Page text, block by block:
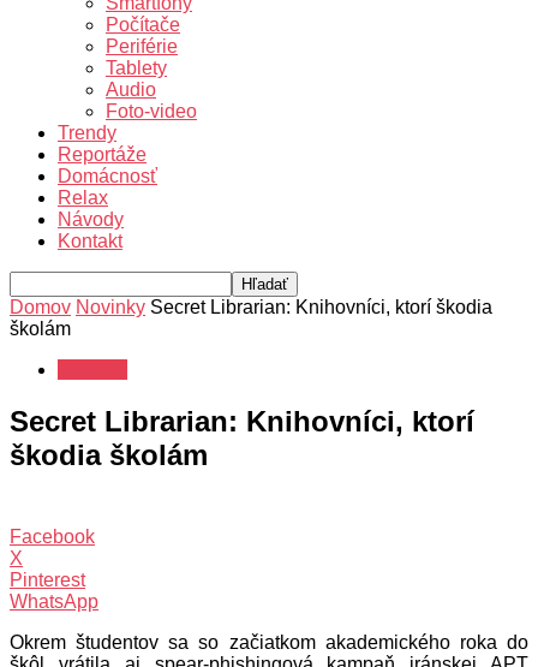
Počítače
Periférie
Tablety
Audio
Foto-video
Trendy
Reportáže
Domácnosť
Relax
Návody
Kontakt
Domov Novinky Secret Librarian: Knihovníci, ktorí škodia
školám
Secret Librarian: Knihovníci, ktorí
škodia školám
Facebook
X
Pinterest
WhatsApp
Okrem študentov sa so začiatkom akademického roka do